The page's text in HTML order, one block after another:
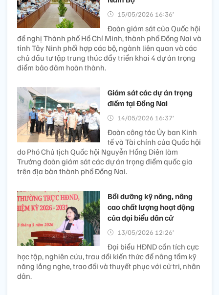
15/05/2026 16:36’
Đoàn giám sát của Quốc hội
đề nghị Thành phố Hồ Chí Minh, thành phố Đồng Nai và
tỉnh Tây Ninh phối hợp các bộ, ngành liên quan và các
chủ đầu tư tập trung thúc đẩy triển khai 4 dự án trọng
điểm bảo đảm hoàn thành.
Giám sát các dự án trọng
điểm tại Đồng Nai
14/05/2026 16:37’
Đoàn công tác Ủy ban Kinh
tế và Tài chính của Quốc hội
do Phó Chủ tịch Quốc hội Nguyễn Hồng Diên làm
Trưởng đoàn giám sát các dự án trọng điểm quốc gia
trên địa bàn thành phố Đồng Nai.
Bồi dưỡng kỹ năng, nâng
cao chất lượng hoạt động
của đại biểu dân cử
13/05/2026 12:26’
Đại biểu HĐND cần tích cực
học tập, nghiên cứu, trau dồi kiến thức để nâng tầm kỹ
năng lắng nghe, trao đổi và thuyết phục với cử tri, nhân
dân.